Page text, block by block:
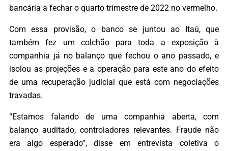
bancária a fechar o quarto trimestre de 2022 no vermelho.
Com essa provisão, o banco se juntou ao Itaú, que
também fez um colchão para toda a exposição à
companhia já no balanço que fechou o ano passado, e
isolou as projeções e a operação para este ano do efeito
de uma recuperação judicial que está com negociações
travadas.
“Estamos falando de uma companhia aberta, com
balanço auditado, controladores relevantes. Fraude não
era algo esperado”, disse em entrevista coletiva o